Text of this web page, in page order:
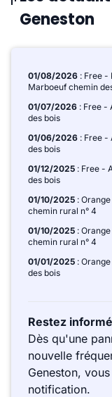
Geneston
01/08/2026 : Free -
Marboeuf chemin
01/07/2026 : Free -
des bois
01/06/2026 : Free -
des bois
01/12/2025 : Free -
des bois
01/10/2025 :
chemin rural n° 4
01/10/2025 :
chemin rural n° 4
01/01/2025 :
des bois
Restez
Dès qu'une
nouvelle
Geneston,
notification.